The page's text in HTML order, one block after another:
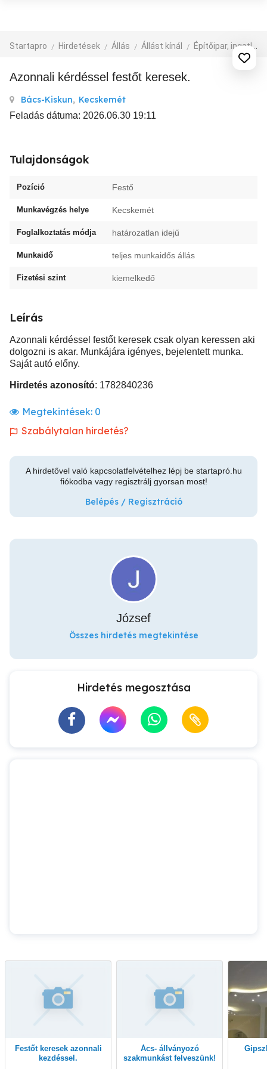
Startapro Hirdetések Állás Állást kínál Építőipar, ingatlan
Azonnali kérdéssel festőt keresek.
Bács-Kiskun, Kecskemét
Feladás dátuma: 2026.06.30 19:11
Tulajdonságok
Pozíció Festő
Munkavégzés helye Kecskemét
Foglalkoztatás módja határozatlan idejű
Munkaidő teljes munkaidős állás
Fizetési szint kiemelkedő
Leírás
Azonnali kérdéssel festőt keresek csak olyan keressen aki
dolgozni is akar. Munkájára igényes, bejelentett munka.
Saját autó előny.
Hirdetés azonosító: 1782840236
Megtekintések: 0
Szabálytalan hirdetés?
A hirdetővel való kapcsolatfelvételhez lépj be startapró.hu
fiókodba vagy regisztrálj gyorsan most!
Belépés / Regisztráció
József
Összes hirdetés megtekintése
Hirdetés megosztása
Festőt keresek azonnali
kezdéssel.
Ács- állványozó
szakmunkást felveszünk!